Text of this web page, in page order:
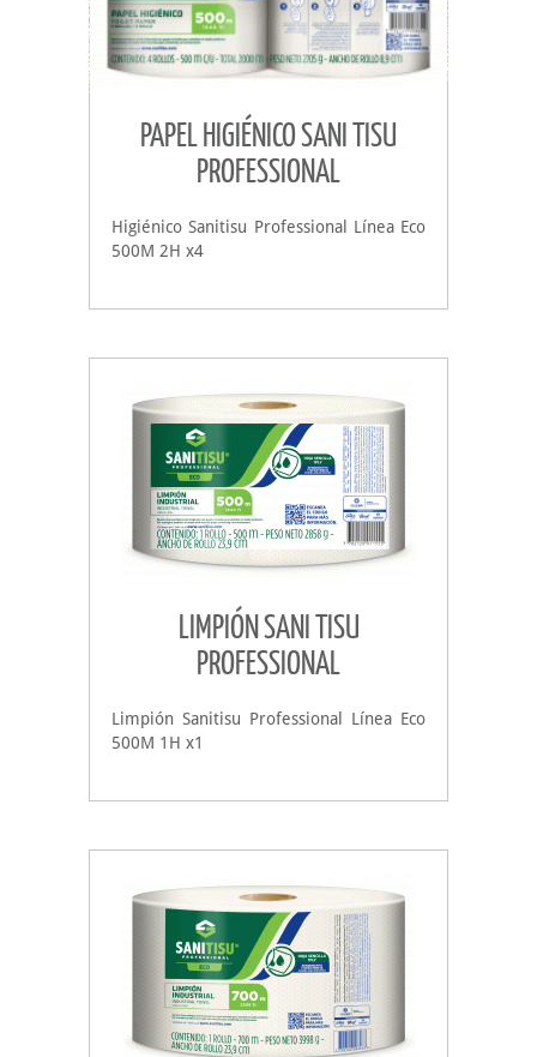
PAPEL HIGIÉNICO SANI TISU
PROFESSIONAL
Higiénico Sanitisu Professional Línea Eco
500M 2H x4
LIMPIÓN SANI TISU
PROFESSIONAL
Limpión Sanitisu Professional Línea Eco
500M 1H x1